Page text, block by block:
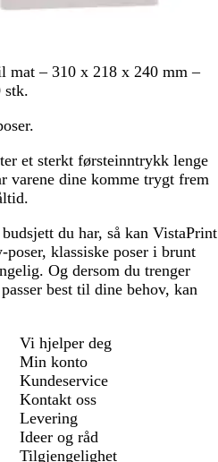
mat – 310 x 218 x 240 mm –
stk.
et sterkt førsteinntrykk lenge
varene dine komme trygt frem
du har, så kan VistaPrint
klassiske poser i brunt
Og dersom du trenger
best til dine behov, kan
Vi hjelper deg
Min konto
Kundeservice
Kontakt oss
Levering
Ideer og råd
Tilgjengelighet